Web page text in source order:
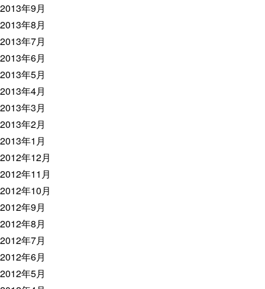
2013年9月
2013年8月
2013年7月
2013年6月
2013年5月
2013年4月
2013年3月
2013年2月
2013年1月
2012年12月
2012年11月
2012年10月
2012年9月
2012年8月
2012年7月
2012年6月
2012年5月